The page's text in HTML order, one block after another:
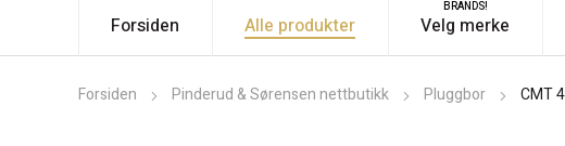
Forsiden Alle produkter Velg merke
BRANDS!
Forsiden Pinderud & Sørensen nettbutikk Pluggbor CMT